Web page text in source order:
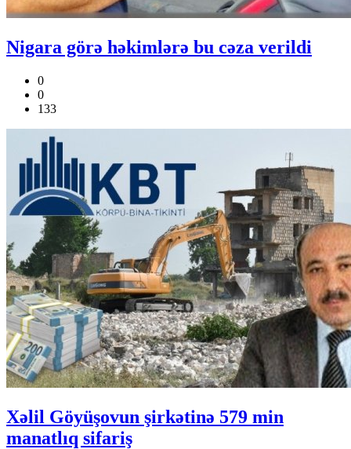
Nigara görə həkimlərə bu cəza verildi
0
0
133
Xəlil Göyüşovun şirkətinə 579 min
manatlıq sifariş